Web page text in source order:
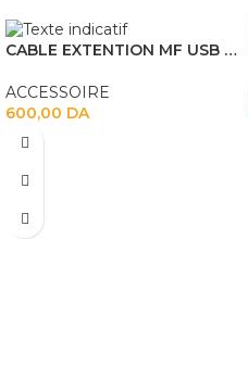
CABLE EXTENTION MF USB 3M
ACCESSOIRE
600,00 DA